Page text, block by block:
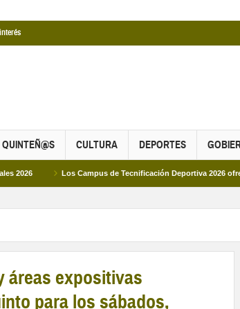
QUINTEÑ@S CULTURA DEPORTES
Los Campus de Tecnificación Deportiva 2026 ofrecen
áreas expositivas
para los sábados,